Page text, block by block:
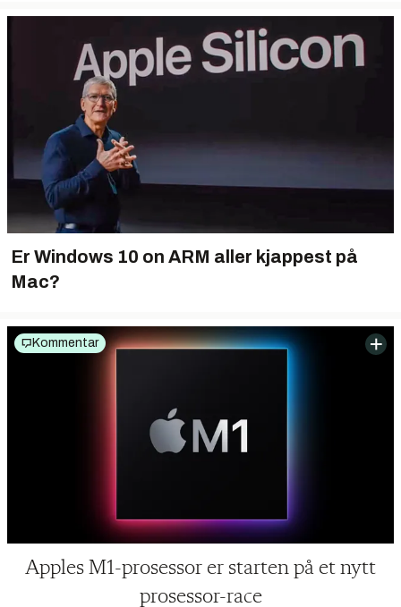
Er Windows 10 on ARM aller kjappest på
Mac?
Kommentar
Apples M1-prosessor er starten på et nytt
prosessor-race